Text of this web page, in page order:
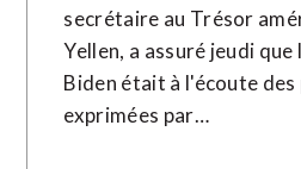
secrétaire au Trésor
Yellen, a assuré jeudi
Biden était à l'écoute
exprimées par…